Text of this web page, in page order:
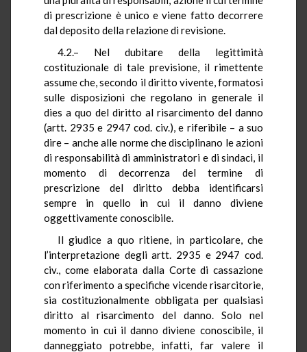
di prescrizione è unico e viene fatto decorrere
dal deposito della relazione di revisione.
4.2.– Nel dubitare della legittimità
costituzionale di tale previsione, il rimettente
assume che, secondo il diritto vivente, formatosi
sulle disposizioni che regolano in generale il
dies a quo del diritto al risarcimento del danno
(artt. 2935 e 2947 cod. civ.), e riferibile – a suo
dire – anche alle norme che disciplinano le azioni
di responsabilità di amministratori e di sindaci, il
momento di decorrenza del termine di
prescrizione del diritto debba identificarsi
sempre in quello in cui il danno diviene
oggettivamente conoscibile.
Il giudice a quo ritiene, in particolare, che
l’interpretazione degli artt. 2935 e 2947 cod.
civ., come elaborata dalla Corte di cassazione
con riferimento a specifiche vicende risarcitorie,
sia costituzionalmente obbligata per qualsiasi
diritto al risarcimento del danno. Solo nel
momento in cui il danno diviene conoscibile, il
danneggiato potrebbe, infatti, far valere il